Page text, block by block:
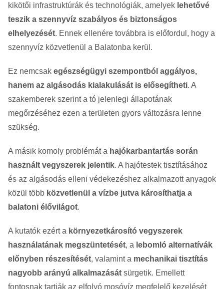
kikötői infrastruktúrák és technológiák, amelyek lehetővé
teszik a szennyvíz szabályos és biztonságos
elhelyezését. Ennek ellenére továbbra is előfordul, hogy a
szennyvíz közvetlenül a Balatonba kerül.
Ez nemcsak egészségügyi szempontból aggályos,
hanem az algásodás kialakulását is elősegítheti. A
szakemberek szerint a tó jelenlegi állapotának
megőrzéséhez ezen a területen gyors változásra lenne
szükség.
A másik komoly problémát a hajókarbantartás során
használt vegyszerek jelentik. A hajótestek tisztításához
és az algásodás elleni védekezéshez alkalmazott anyagok
közül több közvetlenül a vízbe jutva károsíthatja a
balatoni élővilágot.
A kutatók ezért a környezetkárosító vegyszerek
használatának megszüntetését, a lebomló alternatívák
előnyben részesítését, valamint a mechanikai tisztítás
nagyobb arányú alkalmazását sürgetik. Emellett
fontosnak tartják az elfolyó mosóvíz megfelelő kezelését